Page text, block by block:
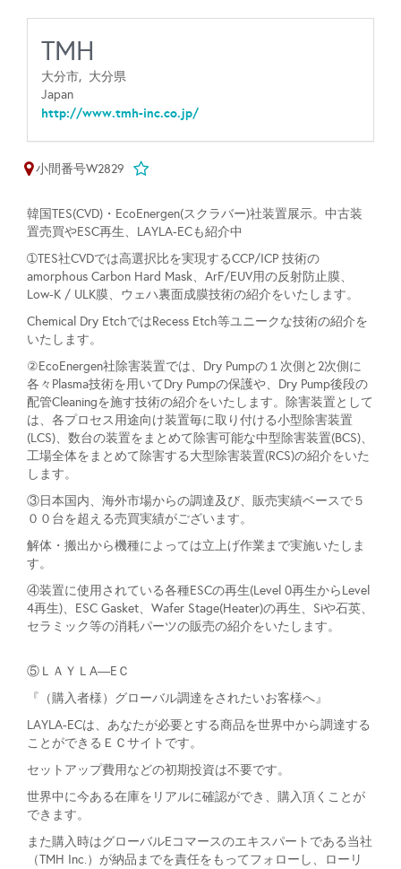
TMH
大分市, 大分県
Japan
http://www.tmh-inc.co.jp/
小間番号W2829
韓国TES(CVD)・EcoEnergen(スクラバー)社装置展示。中古装
置売買やESC再生、LAYLA-ECも紹介中
➀TES社CVDでは高選択比を実現するCCP/ICP 技術の
amorphous Carbon Hard Mask、ArF/EUV用の反射防止膜、
Low-K / ULK膜、ウェハ裏面成膜技術の紹介をいたします。
Chemical Dry EtchではRecess Etch等ユニークな技術の紹介を
いたします。
②EcoEnergen社除害装置では、Dry Pumpの１次側と2次側に
各々Plasma技術を用いてDry Pumpの保護や、Dry Pump後段の
配管Cleaningを施す技術の紹介をいたします。除害装置として
は、各プロセス用途向け装置毎に取り付ける小型除害装置
(LCS)、数台の装置をまとめて除害可能な中型除害装置(BCS)、
工場全体をまとめて除害する大型除害装置(RCS)の紹介をいた
します。
③日本国内、海外市場からの調達及び、販売実績ベースで５
００台を超える売買実績がございます。
解体・搬出から機種によっては立上げ作業まで実施いたしま
す。
④装置に使用されている各種ESCの再生(Level 0再生からLevel
4再生)、ESC Gasket、Wafer Stage(Heater)の再生、Siや石英、
セラミック等の消耗パーツの販売の紹介をいたします。
⑤ＬＡＹＬA―EＣ
『（購入者様）グローバル調達をされたいお客様へ』
LAYLA-ECは、あなたが必要とする商品を世界中から調達する
ことができるＥＣサイトです。
セットアップ費用などの初期投資は不要です。
世界中に今ある在庫をリアルに確認ができ、購入頂くことが
できます。
また購入時はグローバルEコマースのエキスパートである当社
（TMH Inc.）が納品までを責任をもってフォローし、ローリ